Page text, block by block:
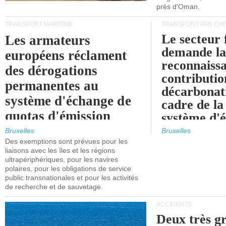
près d'Oman.
TRANSPORT MARITIME
Les armateurs
européens réclament
des dérogations
permanentes au
système d'échange de
quotas d'émission
maritimes de l'UE
après 2030.
Bruxelles
Des exemptions sont prévues pour les
liaisons avec les îles et les régions
ultrapériphériques, pour les navires
polaires, pour les obligations de service
public transnationales et pour les activités
de recherche et de sauvetage.
TRANSPORT PAR
Le
demande la
cadre de
système
quotas
Bruxelles
ACCIDENTS
Deux très